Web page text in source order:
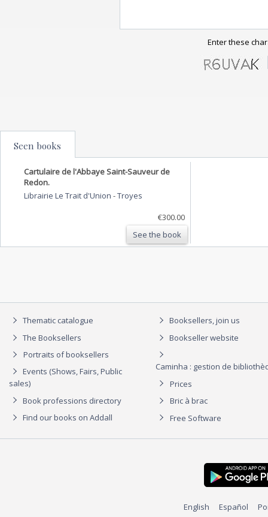
Enter these
Seen books
Cartulaire de l'Abbaye Saint-Sauveur de
Redon.
Librairie Le Trait d'Union -Troyes
€300.00
See the book
Thematic catalogue
The Booksellers
Portraits of booksellers
Events (Shows, Fairs, Public
sales)
Book professions directory
Find our books on Addall
Booksellers, join us
Bookseller website
Caminha : gestion de
Prices
Bric à brac
Free Software
English Español